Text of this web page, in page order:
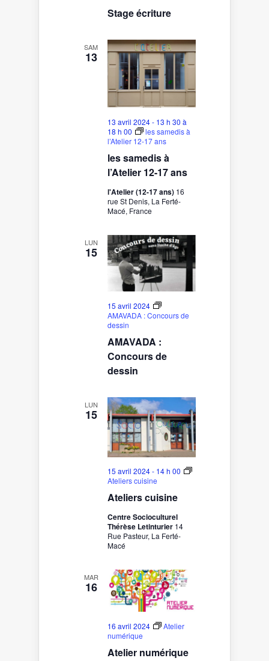
Stage écriture
SAM
13
les samedis à
l’Atelier 12-17 ans
13 avril 2024 - 13 h 30 à
18 h 00
les samedis à
l’Atelier 12-17 ans
l'Atelier (12-17 ans) 16
rue St Denis, La Ferté-
Macé, France
LUN
15
AMAVADA :
Concours de
dessin
15 avril 2024
AMAVADA : Concours de
dessin
LUN
15
Ateliers cuisine
15 avril 2024 - 14 h 00
Ateliers cuisine
Centre Socioculturel
Thérèse Letinturier 14
Rue Pasteur, La Ferté-
Macé
MAR
16
Atelier numérique
16 avril 2024
Atelier
numérique